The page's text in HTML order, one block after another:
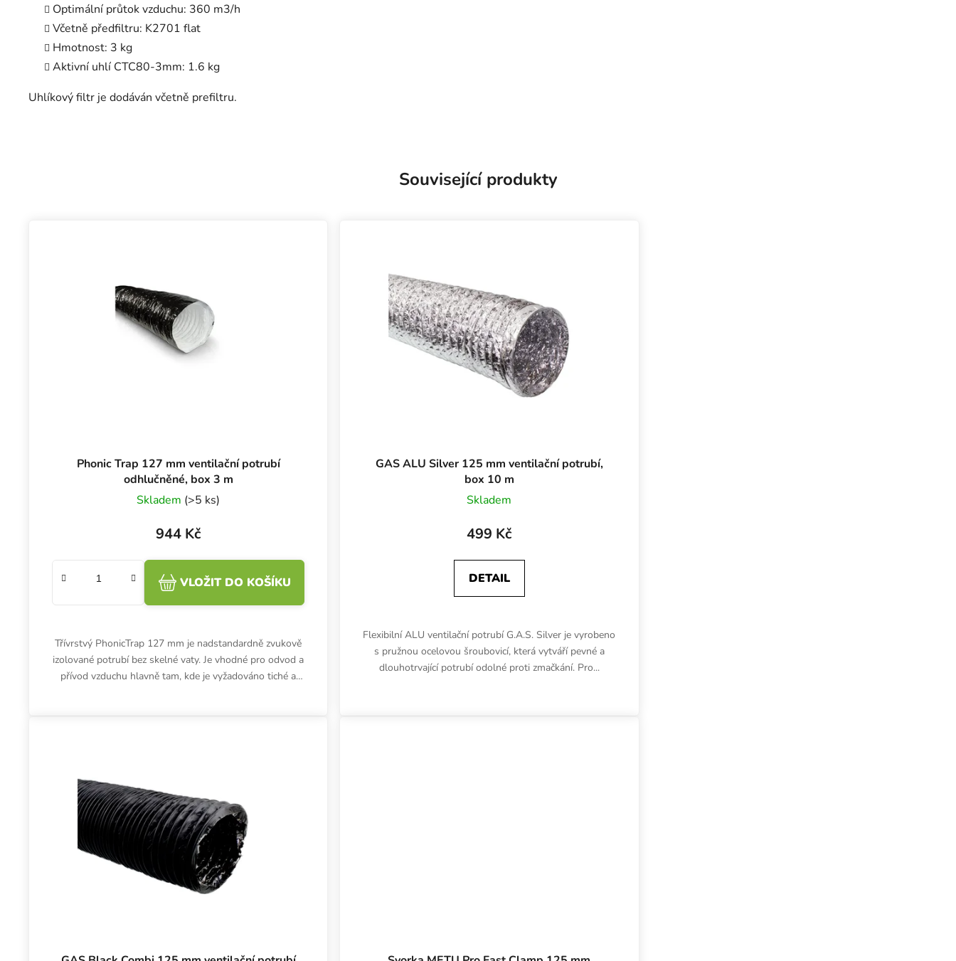
Optimální průtok vzduchu: 360 m3/h
Včetně předfiltru: K2701 flat
Hmotnost: 3 kg
Aktivní uhlí CTC80-3mm: 1.6 kg
Uhlíkový filtr je dodáván včetně prefiltru.
Související produkty
Phonic Trap 127 mm ventilační potrubí
odhlučněné, box 3 m
Skladem (>5 ks)
944 Kč
VLOŽIT DO KOŠÍKU
Třívrstvý PhonicTrap 127 mm je nadstandardně zvukově
izolované potrubí bez skelné vaty. Je vhodné pro odvod a
přívod vzduchu hlavně tam, kde je vyžadováno tiché a
GAS ALU Silver 125 mm ventilační potrubí,
box 10 m
Skladem
499 Kč
DETAIL
Flexibilní ALU ventilační potrubí G.A.S. Silver je vyrobeno
s pružnou ocelovou šroubovicí, která vytváří pevné a
dlouhotrvající potrubí odolné proti zmačkání. Pro...